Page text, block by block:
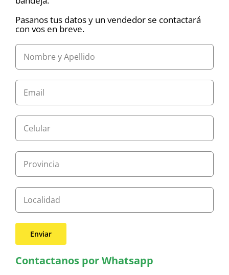
Pasanos tus datos y un vendedor se contactará
con vos en breve.
Contactanos por Whatsapp